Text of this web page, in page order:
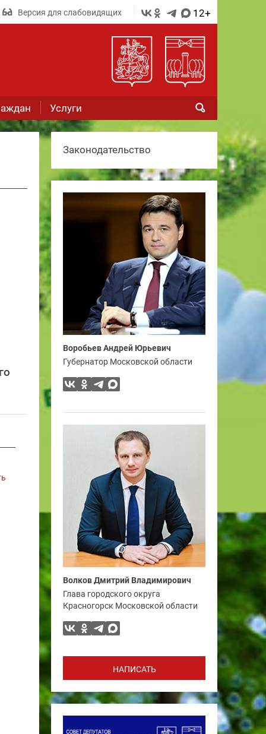
Версия для слабовидящих 12+
Услуги
Законодательство
Воробьев Андрей Юрьевич
Губернатор Московской области
Волков Дмитрий Владимирович
Глава городского округа
Красногорск Московской области
НАПИСАТЬ